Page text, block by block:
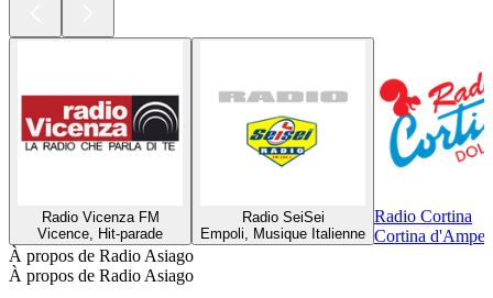
Radio Vicenza FM
Vicence, Hit-parade
Radio SeiSei
Empoli, Musique Italienne
Radio Cortina
Cortina
À propos de Radio Asiago
À propos de Radio Asiago